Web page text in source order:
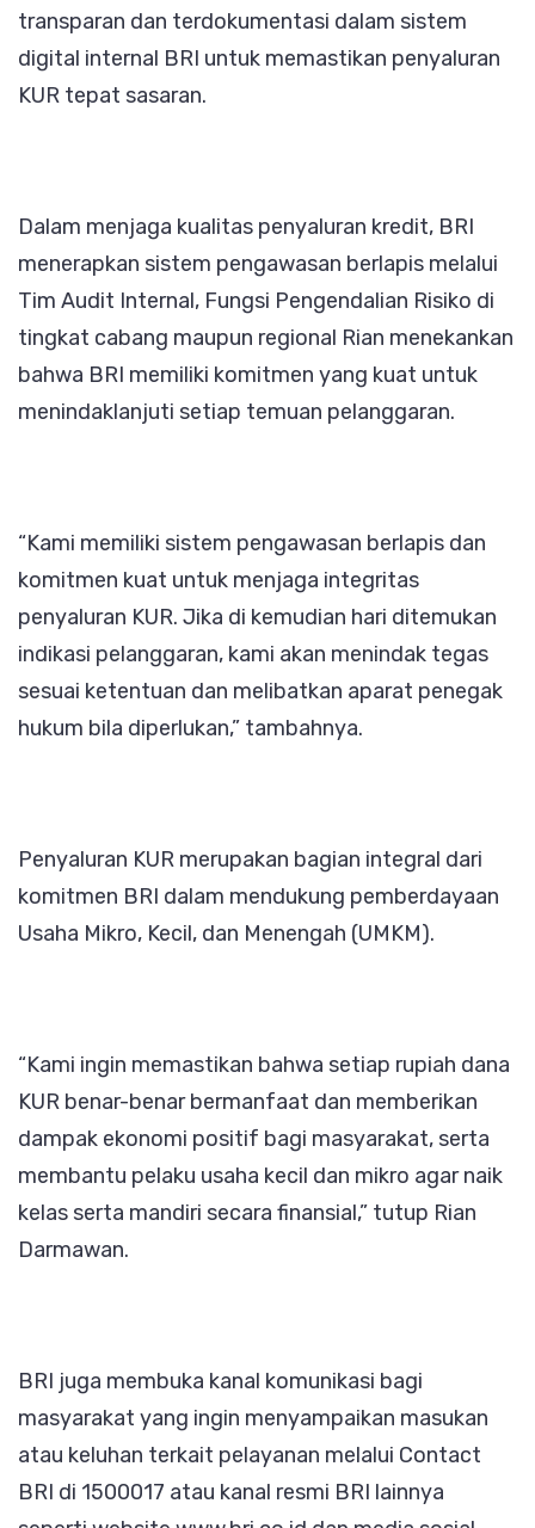
transparan dan terdokumentasi dalam sistem
digital internal BRI untuk memastikan penyaluran
KUR tepat sasaran.
Dalam menjaga kualitas penyaluran kredit, BRI
menerapkan sistem pengawasan berlapis melalui
Tim Audit Internal, Fungsi Pengendalian Risiko di
tingkat cabang maupun regional Rian menekankan
bahwa BRI memiliki komitmen yang kuat untuk
menindaklanjuti setiap temuan pelanggaran.
“Kami memiliki sistem pengawasan berlapis dan
komitmen kuat untuk menjaga integritas
penyaluran KUR. Jika di kemudian hari ditemukan
indikasi pelanggaran, kami akan menindak tegas
sesuai ketentuan dan melibatkan aparat penegak
hukum bila diperlukan,” tambahnya.
Penyaluran KUR merupakan bagian integral dari
komitmen BRI dalam mendukung pemberdayaan
Usaha Mikro, Kecil, dan Menengah (UMKM).
“Kami ingin memastikan bahwa setiap rupiah dana
KUR benar-benar bermanfaat dan memberikan
dampak ekonomi positif bagi masyarakat, serta
membantu pelaku usaha kecil dan mikro agar naik
kelas serta mandiri secara finansial,” tutup Rian
Darmawan.
BRI juga membuka kanal komunikasi bagi
masyarakat yang ingin menyampaikan masukan
atau keluhan terkait pelayanan melalui Contact
BRI di 1500017 atau kanal resmi BRI lainnya